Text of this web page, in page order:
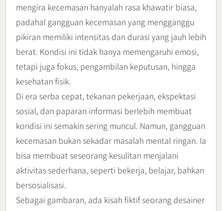
mengira kecemasan hanyalah rasa khawatir biasa,
padahal gangguan kecemasan yang mengganggu
pikiran memiliki intensitas dan durasi yang jauh lebih
berat. Kondisi ini tidak hanya memengaruhi emosi,
tetapi juga fokus, pengambilan keputusan, hingga
kesehatan fisik.
Di era serba cepat, tekanan pekerjaan, ekspektasi
sosial, dan paparan informasi berlebih membuat
kondisi ini semakin sering muncul. Namun, gangguan
kecemasan bukan sekadar masalah mental ringan. Ia
bisa membuat seseorang kesulitan menjalani
aktivitas sederhana, seperti bekerja, belajar, bahkan
bersosialisasi.
Sebagai gambaran, ada kisah fiktif seorang desainer